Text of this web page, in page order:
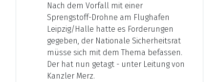
Nach dem Vorfall mit einer
Sprengstoff-Drohne am Flughafen
Leipzig/Halle hatte es Forderungen
gegeben, der Nationale Sicherheitsrat
müsse sich mit dem Thema befassen.
Der hat nun getagt - unter Leitung von
Kanzler Merz.